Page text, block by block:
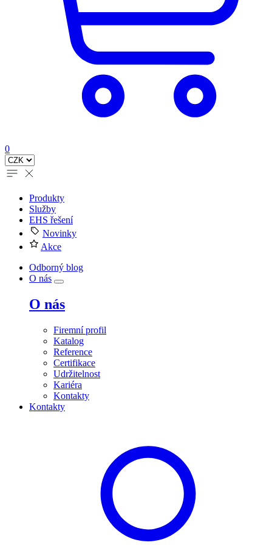
0
Produkty
Služby
EHS řešení
Novinky
Akce
Odborný blog
O nás
O nás
Firemní profil
Katalog
Reference
Certifikace
Udržitelnost
Kariéra
Kontakty
Kontakty